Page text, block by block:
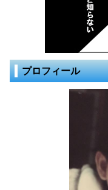
プロフィール